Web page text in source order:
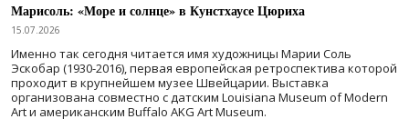
Марисоль: «Море и солнце» в Кунстхаусе Цюриха
15.07.2026
Именно так сегодня читается имя художницы Марии Соль
Эскобар (1930-2016), первая европейская ретроспектива которой
проходит в крупнейшем музее Швейцарии. Выставка
организована совместно с датским Louisiana Museum of Modern
Art и американским Buffalo AKG Art Museum.